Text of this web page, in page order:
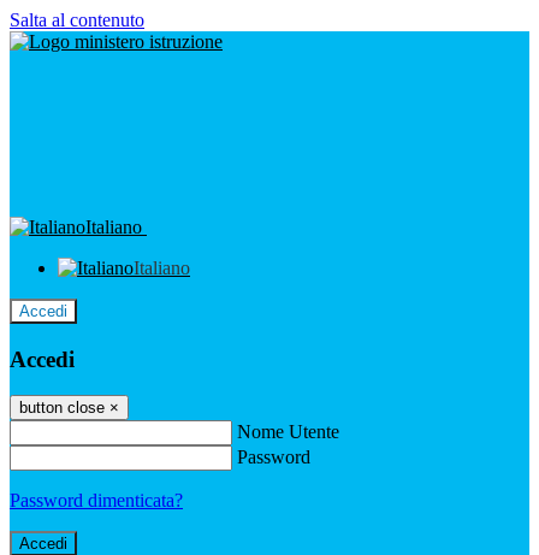
Salta al contenuto
Italiano
Italiano
Accedi
Accedi
button close ×
Nome Utente
Password
Password dimenticata?